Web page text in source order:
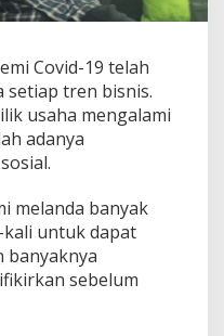
Covid-19 telah
setiap tren bisnis.
usaha mengalami
adanya
melanda banyak
untuk dapat
banyaknya
sebelum